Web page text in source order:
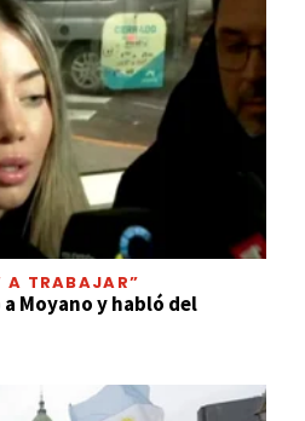
A TRABAJAR”
Moyano y habló del